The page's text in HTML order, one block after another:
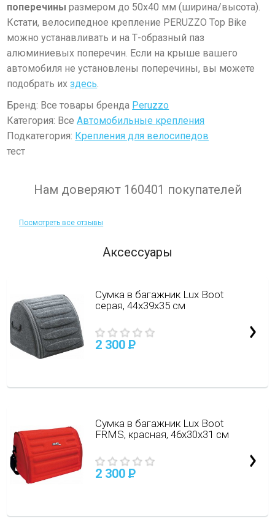
поперечины размером до 50х40 мм (ширина/высота).
Кстати, велосипедное крепление PERUZZO Top Bike
можно устанавливать и на Т-образный паз
алюминиевых поперечин. Если на крыше вашего
автомобиля не установлены поперечины, вы можете
подобрать ихздесь.
Бренд: Все товары бренда Peruzzo
Категория: ВсеАвтомобильные крепления
Подкатегория: Крепления для велосипедов
тест
Нам доверяют 160401 покупателей
Посмотреть все отзывы
Аксессуары
Сумка в багажник Lux Boot
серая, 44х39х35 см
2 300 P
Сумка в багажник Lux Boot
FRMS, красная, 46х30х31 см
2 300 P